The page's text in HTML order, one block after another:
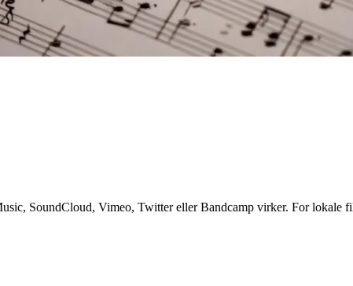
SoundCloud, Vimeo, Twitter eller Bandcamp virker. For